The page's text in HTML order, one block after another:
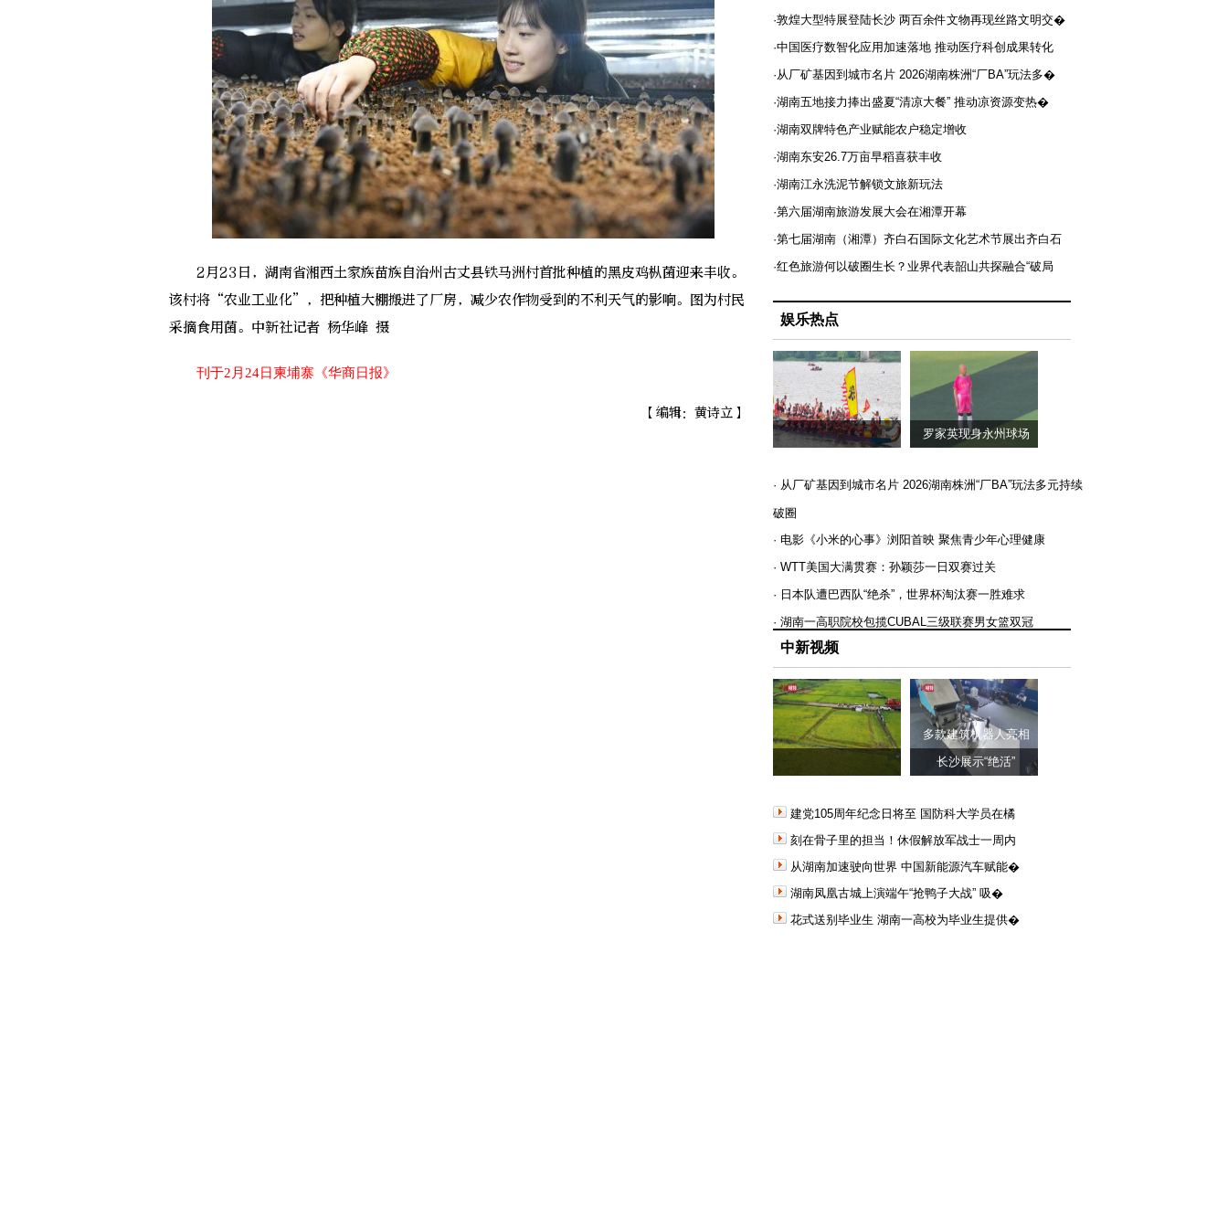
2月23日，湖南省湘西土家族苗族自治州古丈县铁马洲村首批种植的黑皮鸡枞菌迎来丰收。
该村将“农业工业化”，把种植大棚搬进了厂房，减少农作物受到的不利天气的影响。图为村民
采摘食用菌。中新社记者 杨华峰 摄
刊于2月24日柬埔寨《华商日报》
【编辑：黄诗立】
·敦煌大型特展登陆长沙 两百余件文物再现丝路文明交�
·中国医疗数智化应用加速落地 推动医疗科创成果转化
·从厂矿基因到城市名片 2026湖南株洲“厂BA”玩法多�
·湖南五地接力捧出盛夏“清凉大餐” 推动凉资源变热�
·湖南双牌特色产业赋能农户稳定增收
·湖南东安26.7万亩早稻喜获丰收
·湖南江永洗泥节解锁文旅新玩法
·第六届湖南旅游发展大会在湘潭开幕
·第七届湖南（湘潭）齐白石国际文化艺术节展出齐白石
·红色旅游何以破圈生长？业界代表韶山共探融合“破局
娱乐热点
罗家英现身永州球场
· 从厂矿基因到城市名片 2026湖南株洲“厂BA”玩法多元持续
破圈
· 电影《小米的心事》浏阳首映 聚焦青少年心理健康
· WTT美国大满贯赛：孙颖莎一日双赛过关
· 日本队遭巴西队“绝杀”，世界杯淘汰赛一胜难求
· 湖南一高职院校包揽CUBAL三级联赛男女篮双冠
中新视频
多款建筑机器人亮相
长沙展示“绝活”
建党105周年纪念日将至 国防科大学员在橘
刻在骨子里的担当！休假解放军战士一周内
从湖南加速驶向世界 中国新能源汽车赋能�
湖南凤凰古城上演端午“抢鸭子大战” 吸�
花式送别毕业生 湖南一高校为毕业生提供�